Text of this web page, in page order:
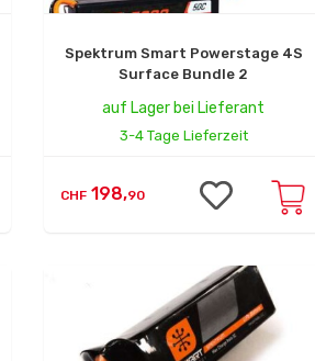
Spektrum Smart Powerstage 4S
Surface Bundle 2
auf Lager bei Lieferant
3-4 Tage Lieferzeit
CHF198,90